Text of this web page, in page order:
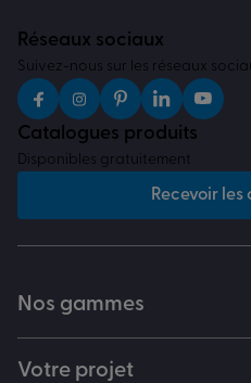
Réseaux sociaux
Suivez-nous sur les réseaux
Catalogues produits
Disponibles gratuitement
Recevoir
Nos gammes
Votre projet